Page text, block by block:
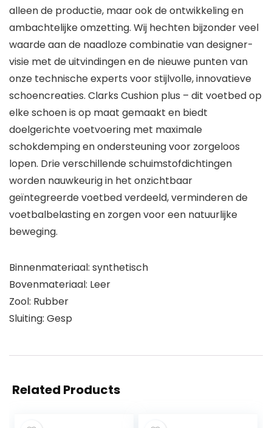
alleen de productie, maar ook de ontwikkeling en
ambachtelijke omzetting. Wij hechten bijzonder veel
waarde aan de naadloze combinatie van designer-
visie met de uitvindingen en de nieuwe punten van
onze technische experts voor stijlvolle, innovatieve
schoencreaties. Clarks Cushion plus – dit voetbed op
elke schoen is op maat gemaakt en biedt
doelgerichte voetvoering met maximale
schokdemping en ondersteuning voor zorgeloos
lopen. Drie verschillende schuimstofdichtingen
worden nauwkeurig in het onzichtbaar
geïntegreerde voetbed verdeeld, verminderen de
voetbalbelasting en zorgen voor een natuurlijke
beweging.
Binnenmateriaal: synthetisch
Bovenmateriaal: Leer
Zool: Rubber
Sluiting: Gesp
Related Products